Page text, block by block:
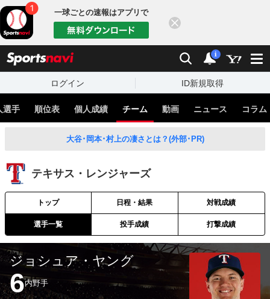
一球ごとの速報はアプリで
検索 通知
i
ログイン ID新規取得
選手 順位表 個人成績 チーム 動画 ニュース コラム
大谷･岡本･村上の凄さとは？(外部･PR)
テキサス・レンジャーズ
トップ 日程・結果 対戦成績
選手一覧 投手成績 打撃成績
ジョシュア・ヤング
6内野手